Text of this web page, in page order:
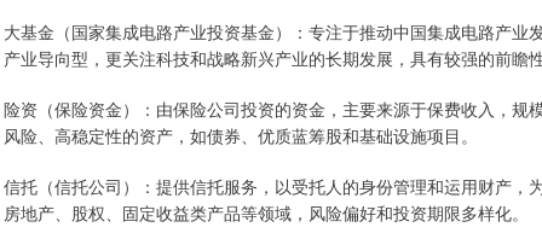
大基金（国家集成电路产业投资基金）：专注于推动中国集成电路产
产业导向型，更关注科技和战略新兴产业的长期发展，具有较强的前瞻
险资（保险资金）：由保险公司投资的资金，主要来源于保费收入，
风险、高稳定性的资产，如债券、优质蓝筹股和基础设施项目。
信托（信托公司）：提供信托服务，以受托人的身份管理和运用财产
房地产、股权、固定收益类产品等领域，风险偏好和投资期限多样化。